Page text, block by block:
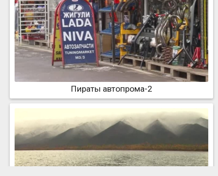
Пираты автопрома-2